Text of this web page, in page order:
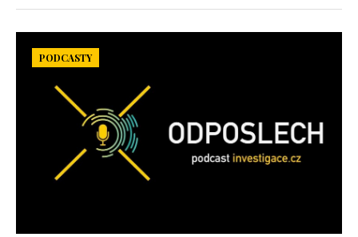
PODCASTY